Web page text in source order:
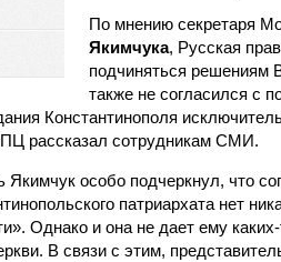
По мнению секретаря
Якимчука, Русская
подчиняться решениям
также не согласился с
Константинополя
рассказал сотрудникам СМИ.
Якимчук особо подчеркнул, что
патриархата нет
Однако и она не дает ему
В связи с этим,